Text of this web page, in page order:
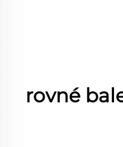
rovné